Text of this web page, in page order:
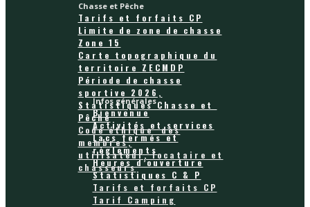
Infos générales
Bienvenue
Activités et services
Lacs fermés et
règlements
Heures d’ouverture
Statistiques C & P
Tarifs et forfaits CP
Tarif Camping
Chasse et Pêche
Tarifs et forfaits CP
Limite de zone de chasse
Zone 15
Carte topographique du
territoire ZECMDP
Période de chasse
sportive 2026,
Statistiques Chasse et
Pêche
Code éthique des
membres,
utilisateur, locataire et
chasseurs